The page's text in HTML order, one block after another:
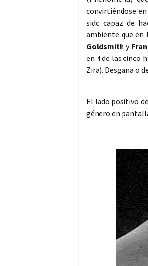
convirtiéndose
sido capaz de
ambiente que en
Goldsmith y
en 4 de las cinco
Zira). Desgana o
El lado positivo
género en